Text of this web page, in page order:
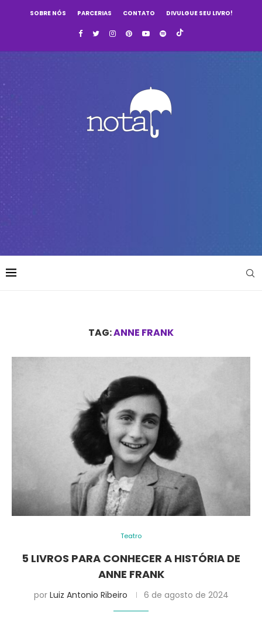
SOBRE NÓS PARCERIAS CONTATO DIVULGUE SEU LIVRO!
TAG:ANNE FRANK
Teatro
5 LIVROS PARA CONHECER A HISTÓRIA DE
ANNE FRANK
por Luiz Antonio Ribeiro 6 de agosto de 2024